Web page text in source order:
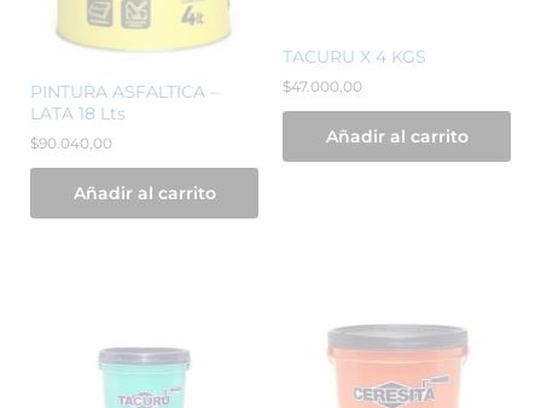
PINTURA ASFALTICA –
LATA 18 Lts
$90.040,00
Añadir al carrito
TACURU X 4 KGS
$47.000,00
Añadir al carrito